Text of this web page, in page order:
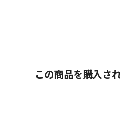
この商品を購入さ